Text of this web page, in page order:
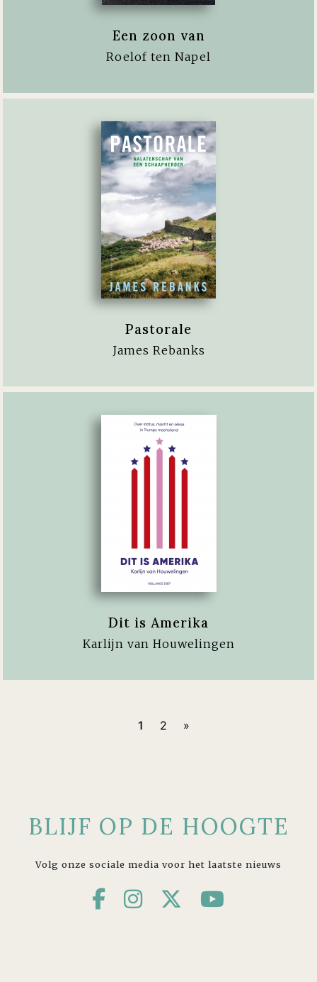
Een zoon van
Roelof ten Napel
Pastorale
James Rebanks
Dit is Amerika
Karlijn van Houwelingen
1 2 »
BLIJF OP DE HOOGTE
Volg onze sociale media voor het laatste nieuws